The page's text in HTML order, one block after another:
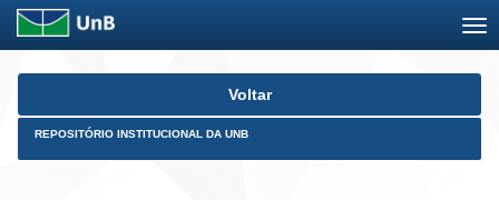
Skip
Voltar
REPOSITÓRIO INSTITUCIONAL DA UNB